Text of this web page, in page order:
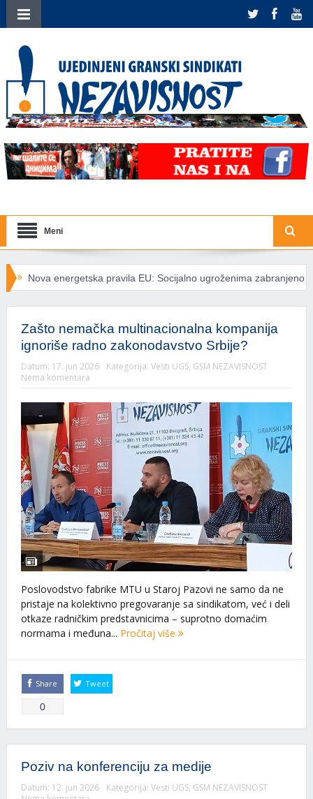
Meni
pravila EU: Socijalno ugroženima zabranjeno isključivanje
Zašto nemačka multinacionalna kompanija
ignoriše radno zakonodavstvo Srbije?
Datum: 17. jun 2026 Kategorija: Vesti UGS, GSM NEZAVISNOST
Nema komentara
Poslovodstvo fabrike MTU u Staroj Pazovi ne samo da ne
pristaje na kolektivno pregovaranje sa sindikatom, već i deli
otkaze radničkim predstavnicima – suprotno domaćim
normama i međuna... Pročitaj više
Share
0
Tweet
Poziv na konferenciju za medije
Datum: 12. jun 2026 Kategorija: Vesti UGS, GSM NEZAVISNOST